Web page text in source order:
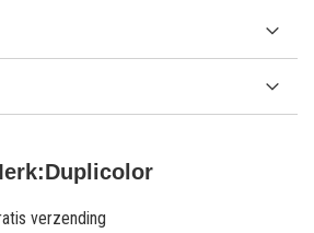
Duplicolor
verzending